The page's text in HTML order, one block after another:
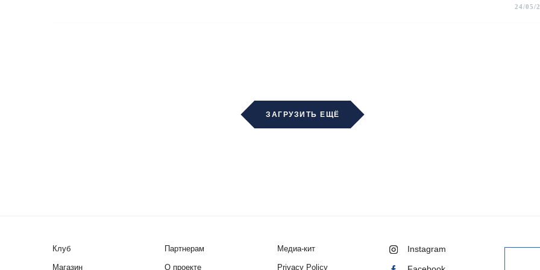
24/05/
ЗАГРУЗИТЬ ЕЩЁ
Клуб
Магазин
Партнерам
О проекте
Медиа-кит
Privacy Policy
Instagram